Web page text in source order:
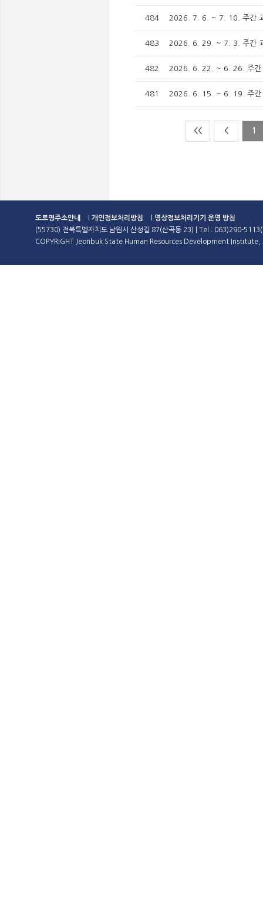
484 2026. 7. 6. ~ 7. 10. 주간
483 2026. 6. 29. ~ 7. 3. 주간
482 2026. 6. 22. ~ 6. 26. 주간
481 2026. 6. 15. ~ 6. 19. 주간
<< < 1
도로명주소안내 개인정보처리방침
영상정보처리기기 운영 방침
(55730) 전북특별자치도 남원시 산성길 87(산곡동 23) | Tel : 063)290-
COPYRIGHT Jeonbuk State Human Resources Development